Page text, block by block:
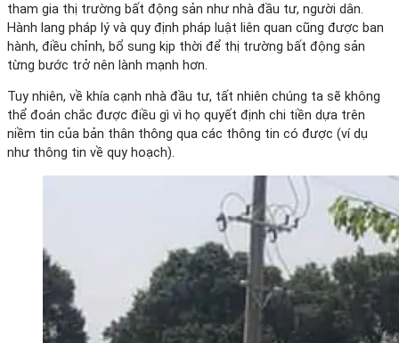
tham gia thị trường bất động sản như nhà đầu tư, người dân.
Hành lang pháp lý và quy định pháp luật liên quan cũng được ban
hành, điều chỉnh, bổ sung kịp thời để thị trường bất động sản
từng bước trở nên lành mạnh hơn.
Tuy nhiên, về khía cạnh nhà đầu tư, tất nhiên chúng ta sẽ không
thể đoán chắc được điều gì vì họ quyết định chi tiền dựa trên
niềm tin của bản thân thông qua các thông tin có được (ví dụ
như thông tin về quy hoạch).